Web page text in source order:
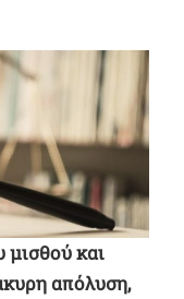
και
απόλυση,